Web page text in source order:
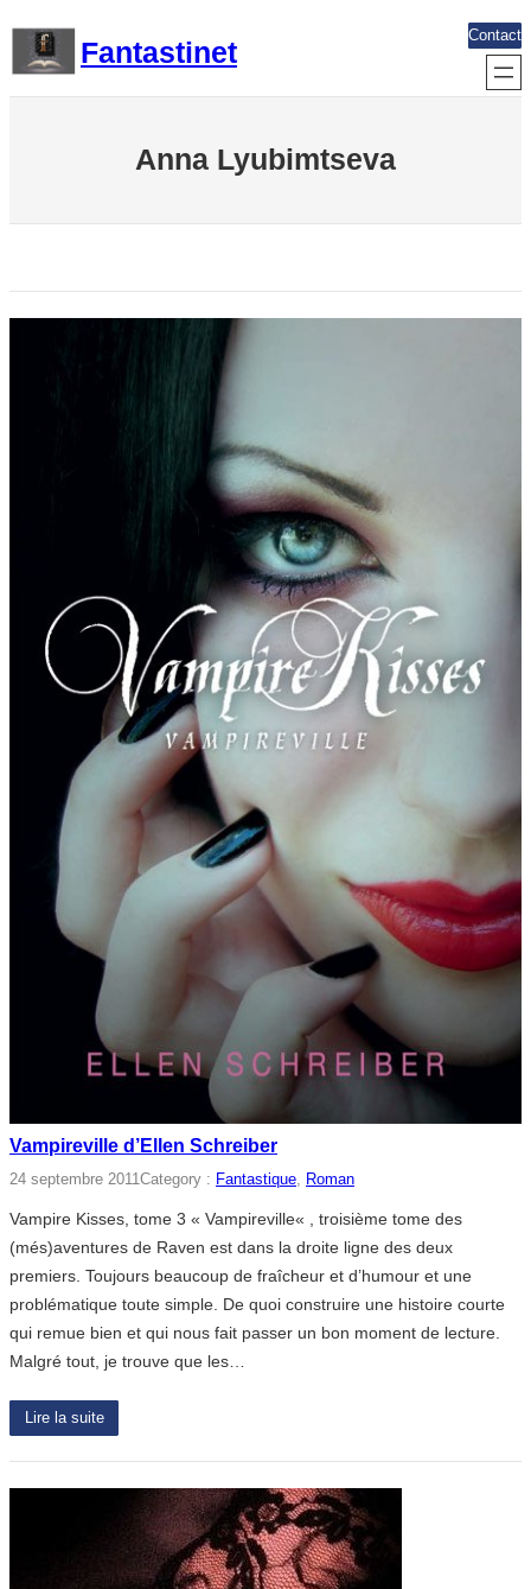
contenu
Fantastinet
Contact
Anna Lyubimtseva
Vampireville d’Ellen Schreiber
24 septembre 2011 Category : Fantastique Roman
Vampire Kisses, tome 3 « Vampireville« , troisième tome des
(més)aventures de Raven est dans la droite ligne des deux
premiers. Toujours beaucoup de fraîcheur et d’humour et une
problématique toute simple. De quoi construire une histoire courte
qui remue bien et qui nous fait passer un bon moment de lecture.
Malgré tout, je trouve que les…
Lire la suite